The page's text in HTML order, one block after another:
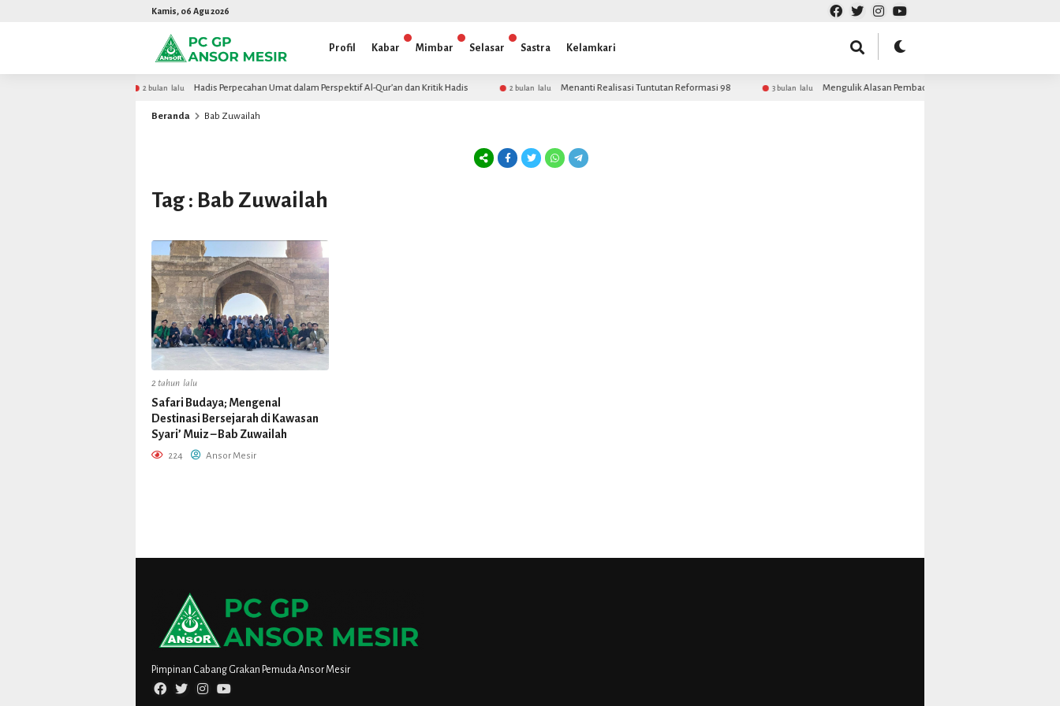
Kamis, 06 Agu 2026
Profil Kabar Mimbar Selasar Sastra Kelamkari
2 bulan lalu Hadis Perpecahan Umat dalam Perspektif Al-Qur’an dan Kritik Hadis 2 bulan lalu Menanti Realisasi Tuntutan Reformasi 98 3 bulan lalu Mengulik Alasan Pembacaan Maulid Barzanji MDS Rijalul
Beranda Bab Zuwailah
Tag : Bab Zuwailah
2 tahun lalu
Safari Budaya; Mengenal
Destinasi Bersejarah di Kawasan
Syari’ Muiz – Bab Zuwailah
224 Ansor Mesir
Pimpinan Cabang Grakan Pemuda Ansor Mesir